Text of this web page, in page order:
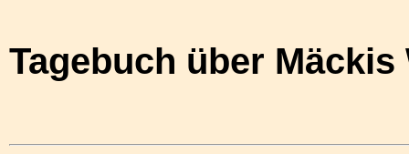
Tagebuch über